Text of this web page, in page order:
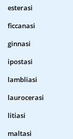
esterasi
ficcanasi
ginnasi
ipostasi
lambliasi
laurocerasi
litiasi
maltasi